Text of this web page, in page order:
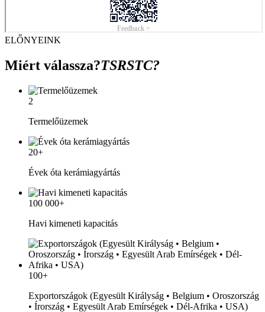
ELŐNYEINK
Miért válassza?TSRSTC?
2
Termelőüzemek
20+
Évek óta kerámiagyártás
100 000+
Havi kimeneti kapacitás
100+
Exportországok (Egyesült Királyság • Belgium • Oroszország
• Írország • Egyesült Arab Emírségek • Dél-Afrika • USA)